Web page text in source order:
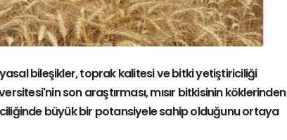
bileşikler, toprak kalitesi ve bitki yetiştiriciliği
son araştırması, mısır bitkisinin köklerinden
büyük bir potansiyele sahip olduğunu ortaya